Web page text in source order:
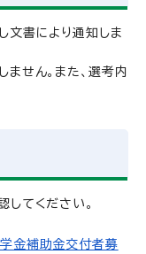
文書により通知しま
せん。また、選考内
てください。
金補助金交付者募